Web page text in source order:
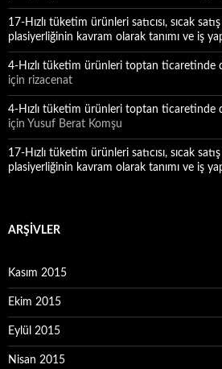
17-Hızlı tüketim ürünleri satıcısı, sıcak
plasiyerliğinin kavram olarak tanımı ve iş
4-Hızlı tüketim ürünleri toptan ticaretinde
için rizacenat
4-Hızlı tüketim ürünleri toptan ticaretinde
için Yusuf Berat Komşu
17-Hızlı tüketim ürünleri satıcısı, sıcak
plasiyerliğinin kavram olarak tanımı ve iş
ARŞIVLER
Kasım 2015
Ekim 2015
Eylül 2015
Nisan 2015